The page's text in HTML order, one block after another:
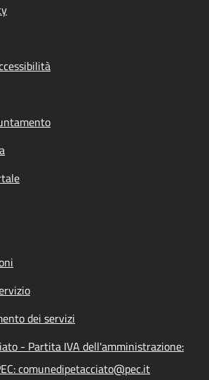
dei servizi
- Partita IVA dell'amministrazione:
comunedipetacciato@pec.it